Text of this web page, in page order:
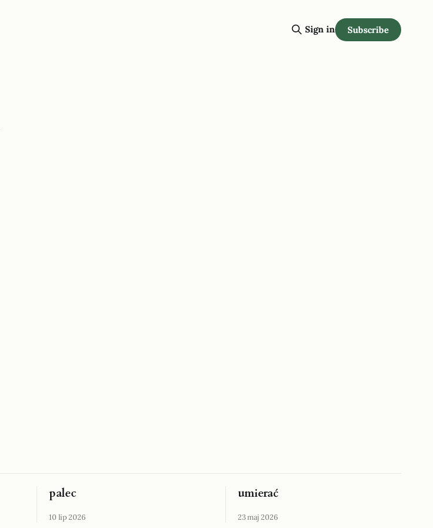
Sign in Subscribe
palec
10 lip 2026
umierać
23 maj 2026